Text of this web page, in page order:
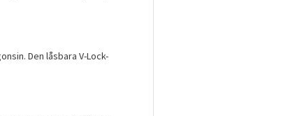
Den låsbara V-Lock-